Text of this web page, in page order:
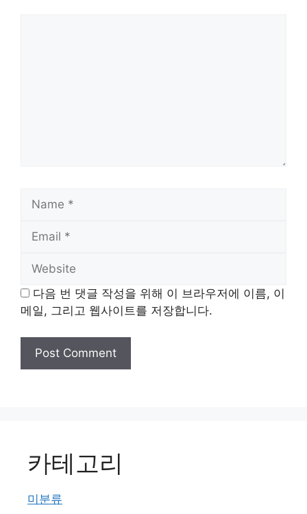
Name
Email
Website
다음 번 댓글 작성을 위해 이 브라우저에 이름, 이
메일, 그리고 웹사이트를 저장합니다.
카테고리
미분류